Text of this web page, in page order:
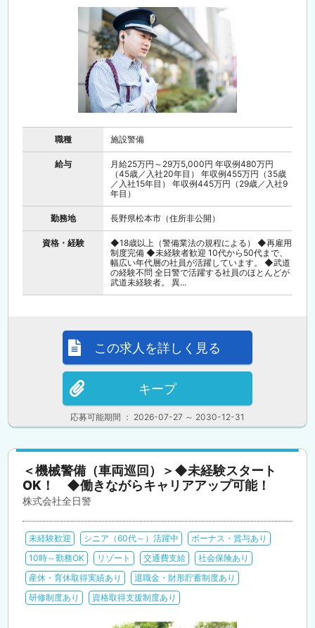
職種 施設警備
給与
月給25万円～29万5,000円 年収例480万円
（45歳／入社20年目） 年収例455万円（35歳
／入社15年目） 年収例445万円（29歳／入社9
年目）
勤務地 長野県松本市（住所非公開）
資格・経験
◆18歳以上（警備業法の規程による） ◆再雇用
制度完備 ◆未経験者歓迎 10代から50代まで、
幅広い年代層の社員が活躍しています。 ◆武道
の経験不問 全日警で活躍する社員のほとんどが
武道未経験者。 異...
応募可能期間 ： 2026-07-27 ～ 2030-12-31
この求人を詳しく見る
キープ
＜機械警備（車両巡回）＞◆未経験スタート
OK！ ◆働きながらキャリアアップ可能！
株式会社全日警
未経験歓迎 シニア（60代～）活躍中
ボーナス・賞与あり
10時～勤務OK
リゾート 交通費支給
社会保険あり
産休・育休取得実績あり
退職金・財形貯蓄制度あり
研修制度あり
資格取得支援制度あり